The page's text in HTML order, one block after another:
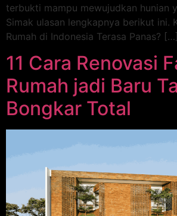
terbukti mampu mewujudkan hunian
Simak ulasan lengkapnya berikut ini.
Rumah di Indonesia Terasa Panas? […]
11 Cara Renovasi
Rumah jadi Baru
Bongkar Total